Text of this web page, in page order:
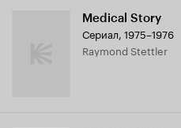
Medical Story
Сериал, 1975–1976
Raymond Stettler